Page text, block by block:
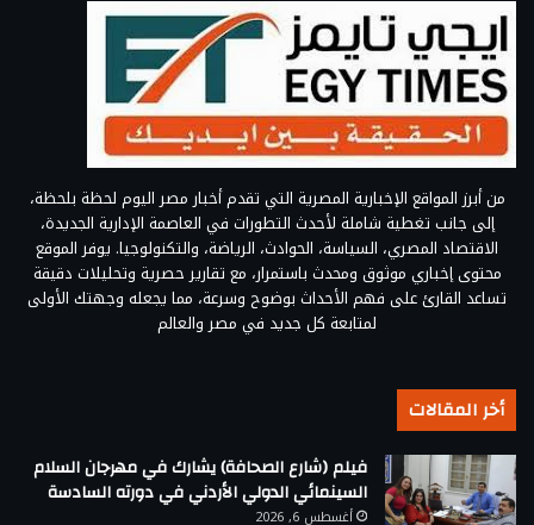
من أبرز المواقع الإخبارية المصرية التي تقدم أخبار مصر اليوم لحظة بلحظة،
إلى جانب تغطية شاملة لأحدث التطورات في العاصمة الإدارية الجديدة،
الاقتصاد المصري، السياسة، الحوادث، الرياضة، والتكنولوجيا. يوفر الموقع
محتوى إخباري موثوق ومحدث باستمرار، مع تقارير حصرية وتحليلات دقيقة
تساعد القارئ على فهم الأحداث بوضوح وسرعة، مما يجعله وجهتك الأولى
لمتابعة كل جديد في مصر والعالم
أخر المقالات
فيلم (شارع الصحافة) يشارك في مهرجان السلام
السينمائي الدولي الأردني في دورته السادسة
أغسطس 6, 2026